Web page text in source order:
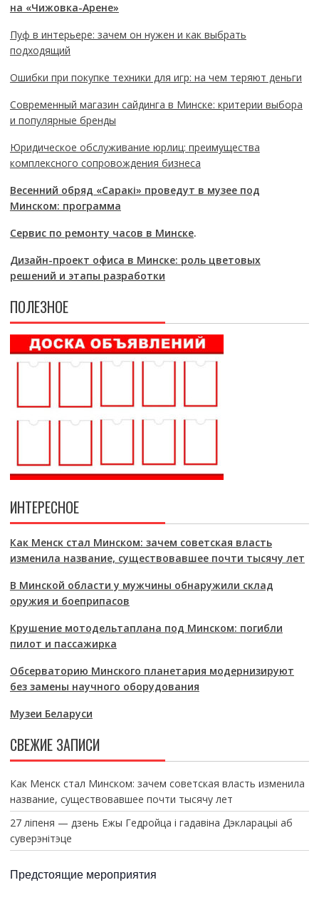
на «Чижовка-Арене»
Пуф в интерьере: зачем он нужен и как выбрать
подходящий
Ошибки при покупке техники для игр: на чем теряют деньги
Современный магазин сайдинга в Минске: критерии выбора
и популярные бренды
Юридическое обслуживание юрлиц: преимущества
комплексного сопровождения бизнеса
Весенний обряд «Саракі» проведут в музее под
Минском: программа
Сервис по ремонту часов в Минске.
Дизайн-проект офиса в Минске: роль цветовых
решений и этапы разработки
ПОЛЕЗНОЕ
ИНТЕРЕСНОЕ
Как Менск стал Минском: зачем советская власть
изменила название, существовавшее почти тысячу лет
В Минской области у мужчины обнаружили склад
оружия и боеприпасов
Крушение мотодельтаплана под Минском: погибли
пилот и пассажирка
Обсерваторию Минского планетария модернизируют
без замены научного оборудования
Музеи Беларуси
СВЕЖИЕ ЗАПИСИ
Как Менск стал Минском: зачем советская власть изменила
название, существовавшее почти тысячу лет
27 ліпеня — дзень Ежы Гедройца і гадавіна Дэкларацыі аб
суверэнітэце
Предстоящие мероприятия